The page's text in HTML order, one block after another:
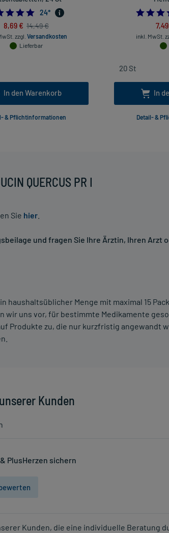
QUERCUS PR I
Sie hier
und fragen Sie Ihre Ärztin, Ihren Arzt
Menge mit maximal 15
wir uns vor, für bestimmte Medikamente
Produkte zu, die nur kurzfristig angewandt
Kunden
PlusHerzen sichern
Kunden, die eine individuelle Beratung
4.875
24*
8,69 € 14,49 €
zzgl. Versandkosten
Lieferbar
In den Warenkorb
& Pflichtinformationen
inkl. MwSt.
In
Detail- &